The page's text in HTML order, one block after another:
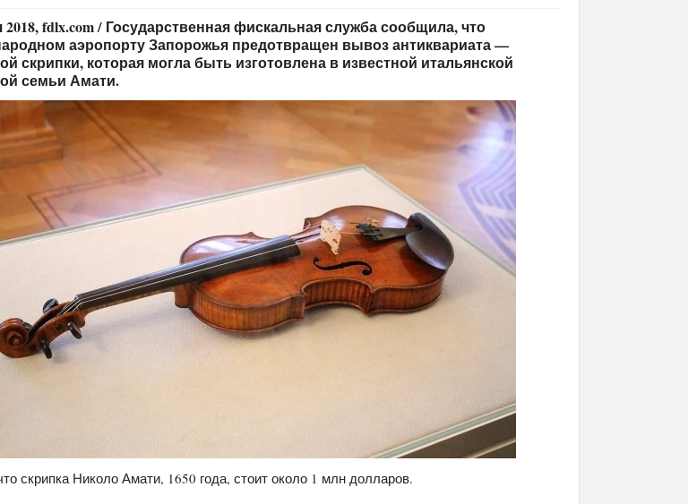
2018, fdlx.com / Государственная фискальная служба сообщила, что
аэропорту Запорожья предотвращен вывоз антиквариата —
скрипки, которая могла быть изготовлена в известной итальянской
семьи Амати.
скрипка Николо Амати, 1650 года, стоит около 1 млн долларов.